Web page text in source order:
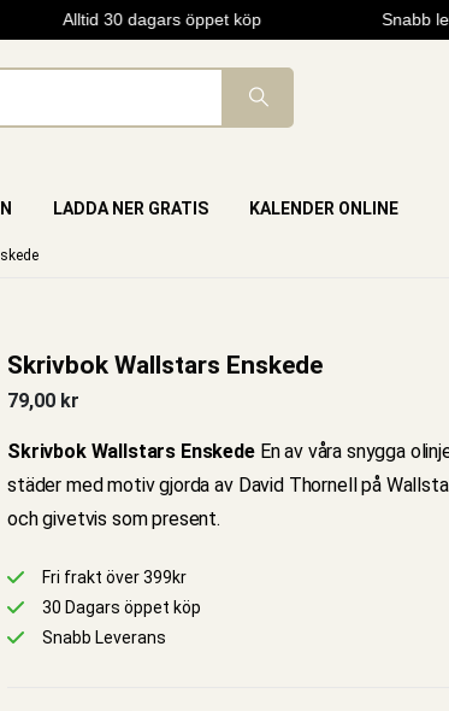
Alltid 30 dagars öppet köp Snabb
LADDA NER GRATIS KALENDER ONLINE
Skrivbok Wallstars Enskede
79,00 kr
Skrivbok Wallstars Enskede En av våra snygga
städer med motiv gjorda av David Thornell på
och givetvis som present.
Fri frakt över 399kr
30 Dagars öppet köp
Snabb Leverans